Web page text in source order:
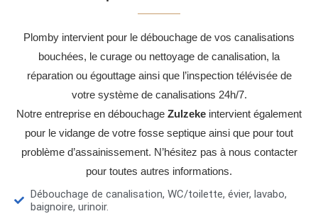
Plomby intervient pour le débouchage de vos canalisations
bouchées, le curage ou nettoyage de canalisation, la
réparation ou égouttage ainsi que l’inspection télévisée de
votre système de canalisations 24h/7.
Notre entreprise en débouchage Zulzeke intervient également
pour le vidange de votre fosse septique ainsi que pour tout
problème d’assainissement. N’hésitez pas à nous contacter
pour toutes autres informations.
Débouchage de canalisation, WC/toilette, évier, lavabo,
baignoire, urinoir.